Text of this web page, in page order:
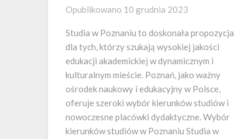
Opublikowano 10 grudnia 2023
Studia w Poznaniu to doskonała propozycja
dla tych, którzy szukają wysokiej jakości
edukacji akademickiej w dynamicznym i
kulturalnym mieście. Poznań, jako ważny
ośrodek naukowy i edukacyjny w Polsce,
oferuje szeroki wybór kierunków studiów i
nowoczesne placówki dydaktyczne. Wybór
kierunków studiów w Poznaniu Studia w